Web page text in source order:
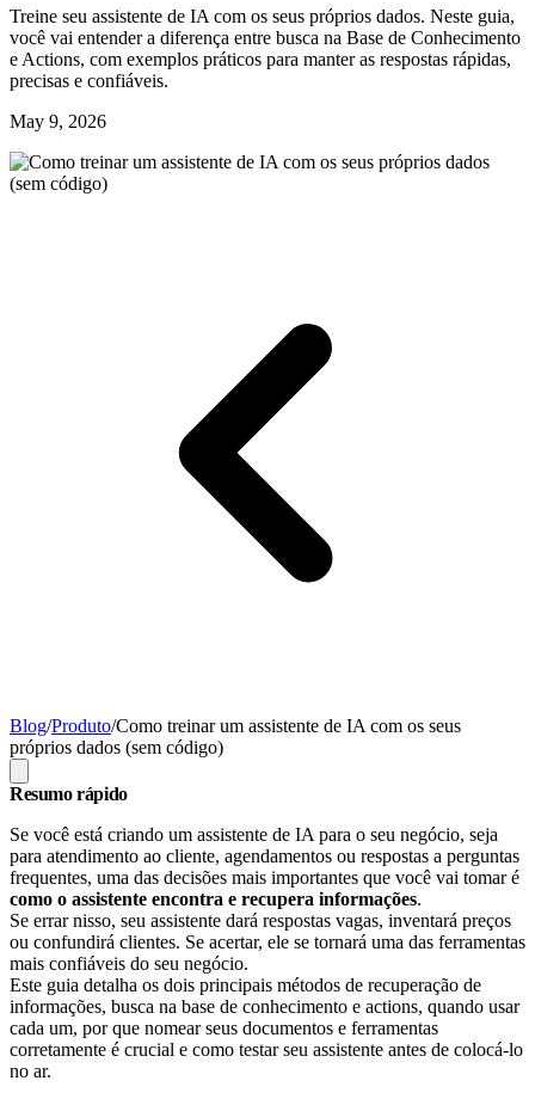
Treine seu assistente de IA com os seus próprios dados. Neste guia,
você vai entender a diferença entre busca na Base de Conhecimento
e Actions, com exemplos práticos para manter as respostas rápidas,
precisas e confiáveis.
May 9, 2026
Blog/Produto/Como treinar um assistente de IA com os seus
próprios dados (sem código)
Resumo rápido
Se você está criando um assistente de IA para o seu negócio, seja
para atendimento ao cliente, agendamentos ou respostas a perguntas
frequentes, uma das decisões mais importantes que você vai tomar é
como o assistente encontra e recupera informações.
Se errar nisso, seu assistente dará respostas vagas, inventará preços
ou confundirá clientes. Se acertar, ele se tornará uma das ferramentas
mais confiáveis do seu negócio.
Este guia detalha os dois principais métodos de recuperação de
informações, busca na base de conhecimento e actions, quando usar
cada um, por que nomear seus documentos e ferramentas
corretamente é crucial e como testar seu assistente antes de colocá-lo
no ar.